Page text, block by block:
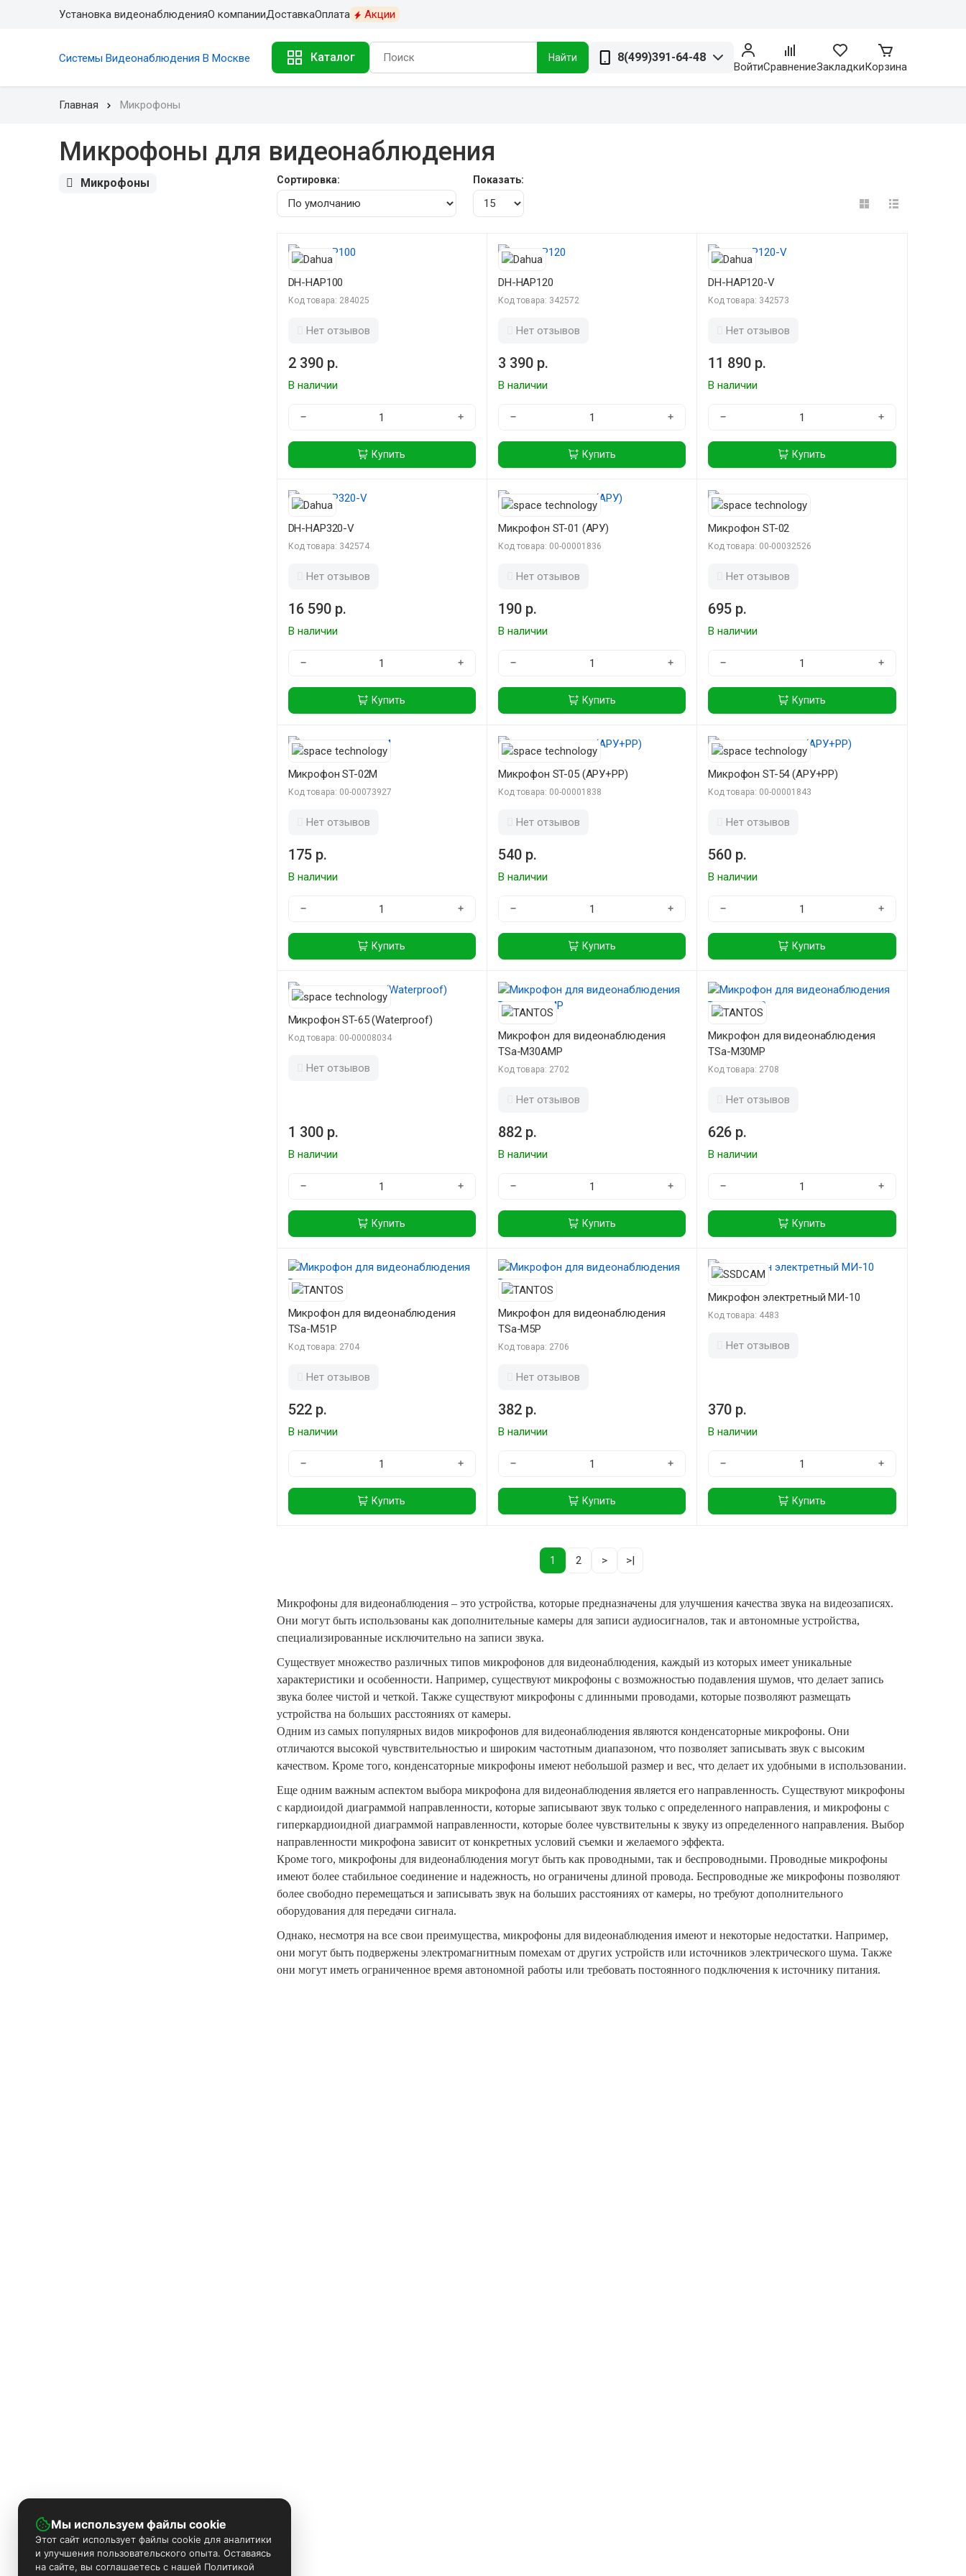
Установка видеонаблюденияО компанииДоставкаОплата Акции
Системы Видеонаблюдения В Москве Каталог Найти 8(499)391-64-48
ВойтиСравнениеЗакладкиКорзина
Главная Микрофоны
Микрофоны для видеонаблюдения
Микрофоны Сортировка: Показать:
DH-HAP100
Код товара: 284025
Нет отзывов
2 390 р.
В наличии
− +
Купить
DH-HAP120
Код товара: 342572
Нет отзывов
3 390 р.
В наличии
− +
Купить
DH-HAP120-V
Код товара: 342573
Нет отзывов
11 890 р.
В наличии
− +
Купить
DH-HAP320-V
Код товара: 342574
Нет отзывов
16 590 р.
В наличии
− +
Купить
Микрофон ST-01 (АРУ)
Код товара: 00-00001836
Нет отзывов
190 р.
В наличии
− +
Купить
Микрофон ST-02
Код товара: 00-00032526
Нет отзывов
695 р.
В наличии
− +
Купить
Микрофон ST-02М
Код товара: 00-00073927
Нет отзывов
175 р.
В наличии
− +
Купить
Микрофон ST-05 (АРУ+РР)
Код товара: 00-00001838
Нет отзывов
540 р.
В наличии
− +
Купить
Микрофон ST-54 (АРУ+РР)
Код товара: 00-00001843
Нет отзывов
560 р.
В наличии
− +
Купить
Микрофон ST-65 (Waterproof)
Код товара: 00-00008034
Нет отзывов
1 300 р.
В наличии
− +
Купить
Микрофон для видеонаблюдения
TSa-M30AMP
Код товара: 2702
Нет отзывов
882 р.
В наличии
− +
Купить
Микрофон для видеонаблюдения
TSa-M30MP
Код товара: 2708
Нет отзывов
626 р.
В наличии
− +
Купить
Микрофон для видеонаблюдения
TSa-M51P
Код товара: 2704
Нет отзывов
522 р.
В наличии
− +
Купить
Микрофон для видеонаблюдения
TSa-M5P
Код товара: 2706
Нет отзывов
382 р.
В наличии
− +
Купить
Микрофон электретный МИ-10
Код товара: 4483
Нет отзывов
370 р.
В наличии
− +
Купить
1 2 > >|
Микрофоны для видеонаблюдения – это устройства, которые предназначены для улучшения качества звука на видеозаписях.
Они могут быть использованы как дополнительные камеры для записи аудиосигналов, так и автономные устройства,
специализированные исключительно на записи звука.
Существует множество различных типов микрофонов для видеонаблюдения, каждый из которых имеет уникальные
характеристики и особенности. Например, существуют микрофоны с возможностью подавления шумов, что делает запись
звука более чистой и четкой. Также существуют микрофоны с длинными проводами, которые позволяют размещать
устройства на больших расстояниях от камеры.
Одним из самых популярных видов микрофонов для видеонаблюдения являются конденсаторные микрофоны. Они
отличаются высокой чувствительностью и широким частотным диапазоном, что позволяет записывать звук с высоким
качеством. Кроме того, конденсаторные микрофоны имеют небольшой размер и вес, что делает их удобными в использовании.
Еще одним важным аспектом выбора микрофона для видеонаблюдения является его направленность. Существуют микрофоны
с кардиоидой диаграммой направленности, которые записывают звук только с определенного направления, и микрофоны с
гиперкардиоидной диаграммой направленности, которые более чувствительны к звуку из определенного направления. Выбор
направленности микрофона зависит от конкретных условий съемки и желаемого эффекта.
Кроме того, микрофоны для видеонаблюдения могут быть как проводными, так и беспроводными. Проводные микрофоны
имеют более стабильное соединение и надежность, но ограничены длиной провода. Беспроводные же микрофоны позволяют
более свободно перемещаться и записывать звук на больших расстояниях от камеры, но требуют дополнительного
оборудования для передачи сигнала.
Однако, несмотря на все свои преимущества, микрофоны для видеонаблюдения имеют и некоторые недостатки. Например,
они могут быть подвержены электромагнитным помехам от других устройств или источников электрического шума. Также
они могут иметь ограниченное время автономной работы или требовать постоянного подключения к источнику питания.
Мы используем файлы cookie
Этот сайт использует файлы cookie для аналитики
и улучшения пользовательского опыта. Оставаясь
на сайте, вы соглашаетесь с нашей Политикой